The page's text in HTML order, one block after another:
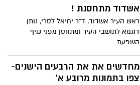
ושמחה: בגזרת היצירה תיערך סדנה לקישוטי
טרמפולינות. הפעילות פתוחה לכל חינם אין
כסף (דוכני מזון בתשלום).
אשדוד מתחסנת !
ראש העיר אשדוד, ד"ר יחיאל לסרי, נותן
דוגמא לתושבי העיר ומתחסן מפני נגיף
השפעת
מחדשים את את הרבעים הישנים-
צפו בתמונות מרובע א'